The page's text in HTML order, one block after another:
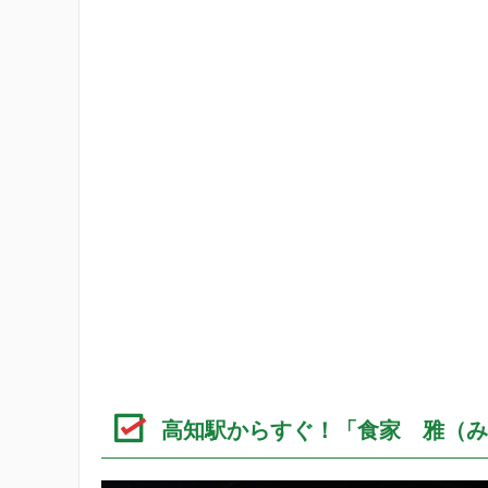
高知駅からすぐ！「食家 雅（